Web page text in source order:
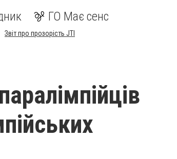
ГО Має сенс
Звіт про прозорість JTI